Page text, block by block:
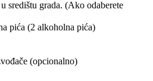
središtu grada. (Ako odaberete
pića (2 alkoholna pića)
(opcionalno)